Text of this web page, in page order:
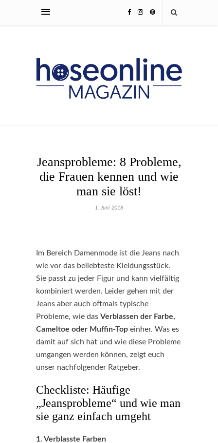
Jeansprobleme: 8 Probleme,
die Frauen kennen und wie
man sie löst!
1. Juni 2018
Im Bereich Damenmode ist die Jeans nach
wie vor das beliebteste Kleidungsstück.
Sie passt zu jeder Figur und kann vielfältig
kombiniert werden. Leider gehen mit der
Jeans aber auch oftmals typische
Probleme, wie das Verblassen der Farbe,
Cameltoe oder Muffin-Top einher. Was es
damit auf sich hat und wie diese Probleme
umgangen werden können, zeigt euch
unser nachfolgender Ratgeber.
Checkliste: Häufige
„Jeansprobleme“ und wie man
sie ganz einfach umgeht
1. Verblasste Farben